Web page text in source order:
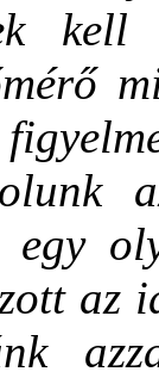
egy
az